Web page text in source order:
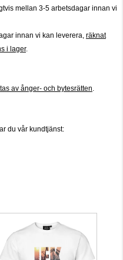
mellan 3-5 arbetsdagar innan vi
innan vi kan leverera, räknat
i lager.
av ånger- och bytesrätten.
du vår kundtjänst: